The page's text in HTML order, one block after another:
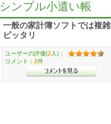
シンプル小遣い帳
一般の家計簿ソフトでは複
ピッタリ
ユーザーの評価(2 人)：
コメント： 2件